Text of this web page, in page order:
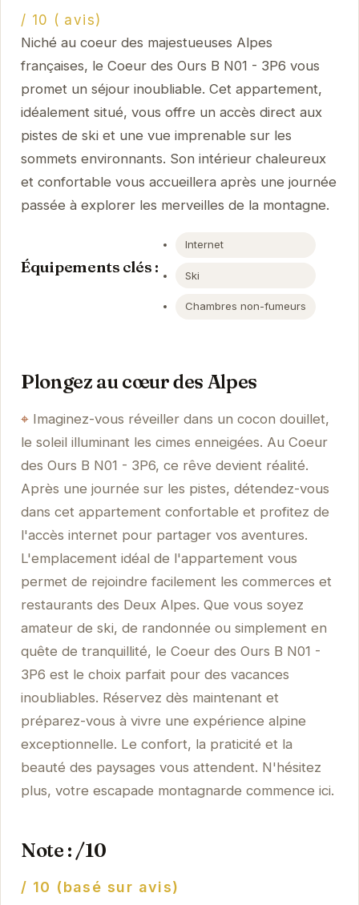
/ 10 ( avis)
Niché au coeur des majestueuses Alpes
françaises, le Coeur des Ours B N01 - 3P6 vous
promet un séjour inoubliable. Cet appartement,
idéalement situé, vous offre un accès direct aux
pistes de ski et une vue imprenable sur les
sommets environnants. Son intérieur chaleureux
et confortable vous accueillera après une journée
passée à explorer les merveilles de la montagne.
Équipements clés :
Internet
Ski
Chambres non-fumeurs
Plongez au cœur des Alpes
Imaginez-vous réveiller dans un cocon douillet,
le soleil illuminant les cimes enneigées. Au Coeur
des Ours B N01 - 3P6, ce rêve devient réalité.
Après une journée sur les pistes, détendez-vous
dans cet appartement confortable et profitez de
l'accès internet pour partager vos aventures.
L'emplacement idéal de l'appartement vous
permet de rejoindre facilement les commerces et
restaurants des Deux Alpes. Que vous soyez
amateur de ski, de randonnée ou simplement en
quête de tranquillité, le Coeur des Ours B N01 -
3P6 est le choix parfait pour des vacances
inoubliables. Réservez dès maintenant et
préparez-vous à vivre une expérience alpine
exceptionnelle. Le confort, la praticité et la
beauté des paysages vous attendent. N'hésitez
plus, votre escapade montagnarde commence ici.
Note : /10
/ 10 (basé sur avis)